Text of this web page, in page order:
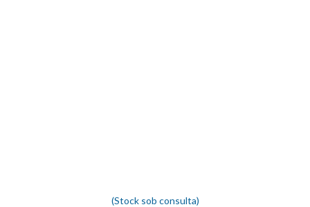
(Stock sob consulta)